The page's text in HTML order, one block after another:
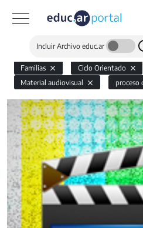
Incluir Archivo educ.ar
Familias Ciclo Orientado
Material audiovisual
proceso